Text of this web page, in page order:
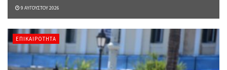
9 ΑΥΓΟΎΣΤΟΥ 2026
ΕΠΙΚΑΙΡΌΤΗΤΑ